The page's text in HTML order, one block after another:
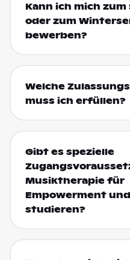
Kann ich mich zum
oder zum
bewerben?
Welche
muss ich erfüllen?
Gibt es spezielle
Musiktherapie für
Empowerment
studieren?